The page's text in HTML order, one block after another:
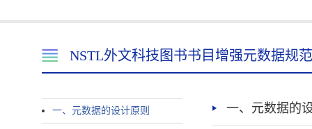
NSTL外文科技图书书目增强元数据规范
一、元数据的设计原则 一、元数据的